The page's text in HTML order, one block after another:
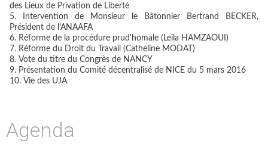
des Lieux de Privation de Liberté
Intervention de Monsieur le Bâtonnier Bertrand BECKER,
Président de l'ANAAFA
Réforme de la procédure prud'homale (Leila HAMZAOUI)
Réforme du Droit du Travail (Catheline MODAT)
Vote du titre du Congrès de NANCY
Présentation du Comité décentralisé de NICE du 5 mars 2016
Vie des UJA
Agenda